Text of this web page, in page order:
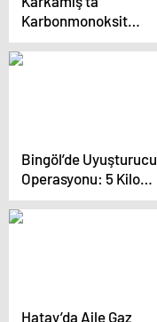
Karbonmonoksit
Zehirlenmesi
Bingöl’de Uyuşturucu
Operasyonu: 5 Kilo
Esrar Ele Geçirildi
Hatay’da Aile Gaz